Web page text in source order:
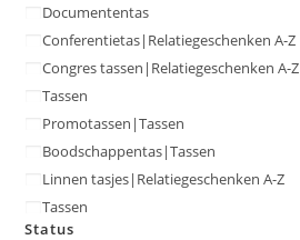
Documententas
Conferentietas|Relatiegeschenken A-Z
Congres tassen|Relatiegeschenken A-Z
Tassen
Promotassen|Tassen
Boodschappentas|Tassen
Linnen tasjes|Relatiegeschenken A-Z
Tassen
Status